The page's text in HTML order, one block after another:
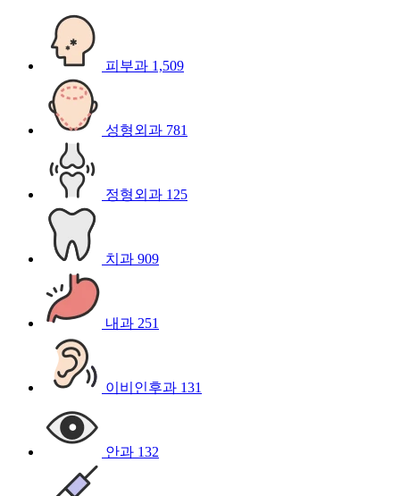
피부과 1,509
성형외과 781
정형외과 125
치과 909
내과 251
이비인후과 131
안과 132